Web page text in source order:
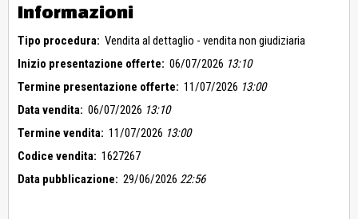
Informazioni
Tipo procedura: Vendita al dettaglio - vendita non giudiziaria
Inizio presentazione offerte: 06/07/2026 13:10
Termine presentazione offerte: 11/07/2026 13:00
Data vendita: 06/07/2026 13:10
Termine vendita: 11/07/2026 13:00
Codice vendita: 1627267
Data pubblicazione: 29/06/2026 22:56